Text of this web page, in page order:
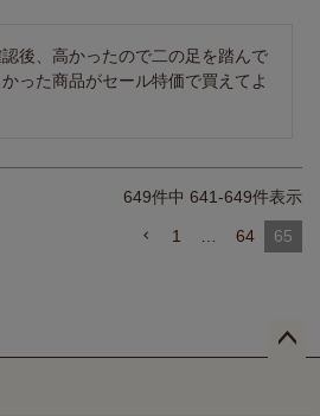
後、高かったので二の足を踏んで
った商品がセール特価で買えてよ
649件中 641-649件表示
1 64 65